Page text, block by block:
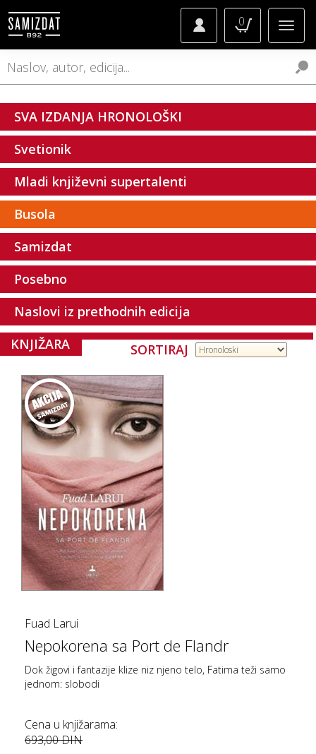
0
SVA IZDANJA HRONOLOŠKI
Svetionik
Mladi književni supertalenti
Busola
Samizdat
Posebno
Naslovi iz prethodnih edicija
SORTIRAJ
KNJIŽARA
Fuad Larui
Nepokorena sa Port de Flandr
Dok žigovi i fantazije klize niz njeno telo, Fatima teži samo
jednom: slobodi
Cena u knjižarama:
693,00 DIN